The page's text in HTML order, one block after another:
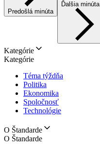
Predošlá minúta
Ďalšia minúta
Kategórie
Kategórie
Téma týždňa
Politika
Ekonomika
Spoločnosť
Technológie
O Štandarde
O Štandarde